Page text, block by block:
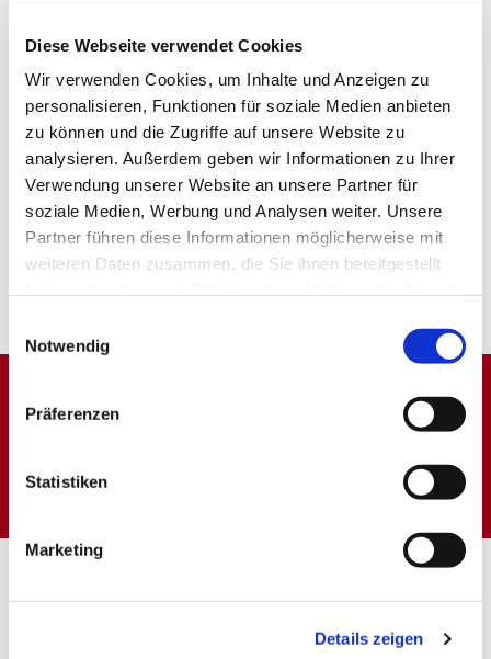
Diese Webseite verwendet Cookies
Wir verwenden Cookies, um Inhalte und Anzeigen zu
personalisieren, Funktionen für soziale Medien anbieten
zu können und die Zugriffe auf unsere Website zu
analysieren. Außerdem geben wir Informationen zu Ihrer
Verwendung unserer Website an unsere Partner für
soziale Medien, Werbung und Analysen weiter. Unsere
Partner führen diese Informationen möglicherweise mit
weiteren Daten zusammen, die Sie ihnen bereitgestellt
Notwendig
Präferenzen
Statistiken
Marketing
Details zeigen
Dies könnte Sie auch